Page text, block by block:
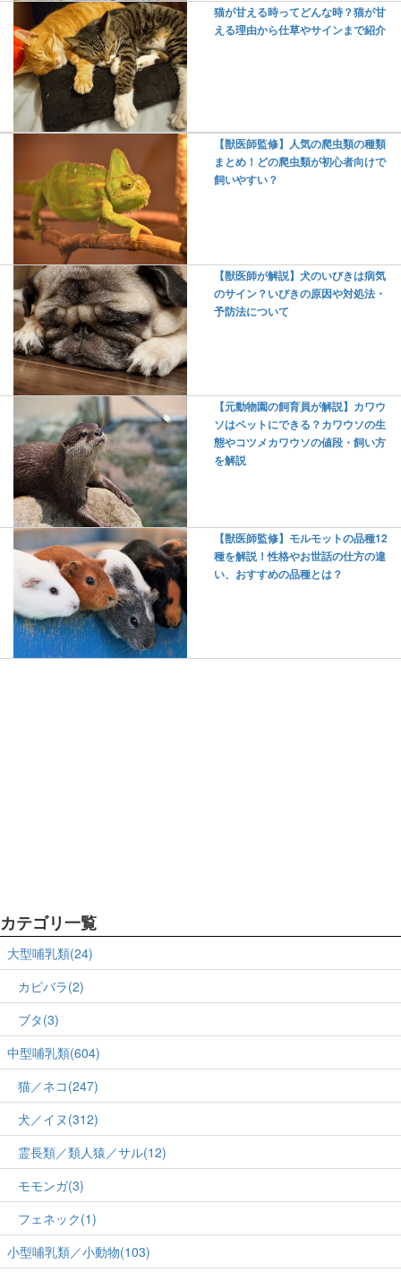
猫が甘える時ってどんな時？猫が甘
える理由から仕草やサインまで紹介
【獣医師監修】人気の爬虫類の種類
まとめ！どの爬虫類が初心者向けで
飼いやすい？
【獣医師が解説】犬のいびきは病気
のサイン？いびきの原因や対処法・
予防法について
【元動物園の飼育員が解説】カワウ
ソはペットにできる？カワウソの生
態やコツメカワウソの値段・飼い方
を解説
【獣医師監修】モルモットの品種12
種を解説！性格やお世話の仕方の違
い、おすすめの品種とは？
カテゴリ一覧
大型哺乳類(24)
カピバラ(2)
ブタ(3)
中型哺乳類(604)
猫／ネコ(247)
犬／イヌ(312)
霊長類／類人猿／サル(12)
モモンガ(3)
フェネック(1)
小型哺乳類／小動物(103)